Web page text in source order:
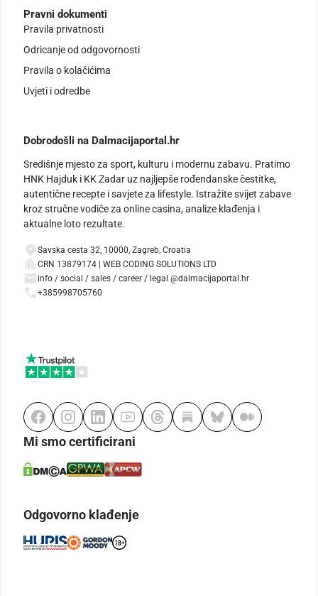
Pravni dokumenti
Pravila privatnosti
Odricanje od odgovornosti
Pravila o kolačićima
Uvjeti i odredbe
Dobrodošli na Dalmacijaportal.hr
Središnje mjesto za sport, kulturu i modernu zabavu. Pratimo
HNK Hajduk i KK Zadar uz najljepše rođendanske čestitke,
autentične recepte i savjete za lifestyle. Istražite svijet zabave
kroz stručne vodiče za online casina, analize klađenja i
aktualne loto rezultate.
Savska cesta 32, 10000, Zagreb, Croatia
CRN 13879174 | WEB CODING SOLUTIONS LTD
info / social / sales / career / legal @dalmacijaportal.hr
+385998705760
Mi smo certificirani
Odgovorno klađenje